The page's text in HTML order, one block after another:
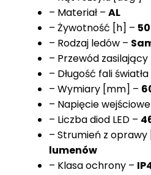
– Materiał – AL
– Żywotność [h] –
– Rodzaj ledów –
– Przewód
– Długość fali światła
– Wymiary [mm] –
– Napięcie
– Liczba diod LED –
– Strumień z
lumenów
– Klasa ochrony –